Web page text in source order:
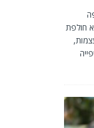
חולפת